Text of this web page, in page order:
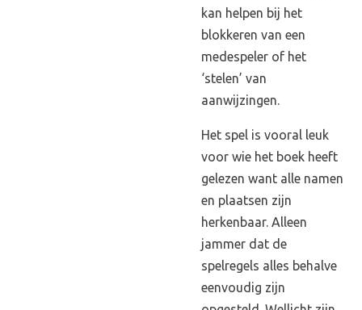
kan helpen bij het
blokkeren van een
medespeler of het
‘stelen’ van
aanwijzingen.
Het spel is vooral leuk
voor wie het boek heeft
gelezen want alle namen
en plaatsen zijn
herkenbaar. Alleen
jammer dat de
spelregels alles behalve
eenvoudig zijn